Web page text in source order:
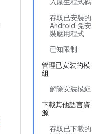
入原生程式碼
存取已安裝的
Android 免安
裝應用程式
已知限制
管理已安裝的模
組
解除安裝模組
下載其他語言資
源
存取已下載的